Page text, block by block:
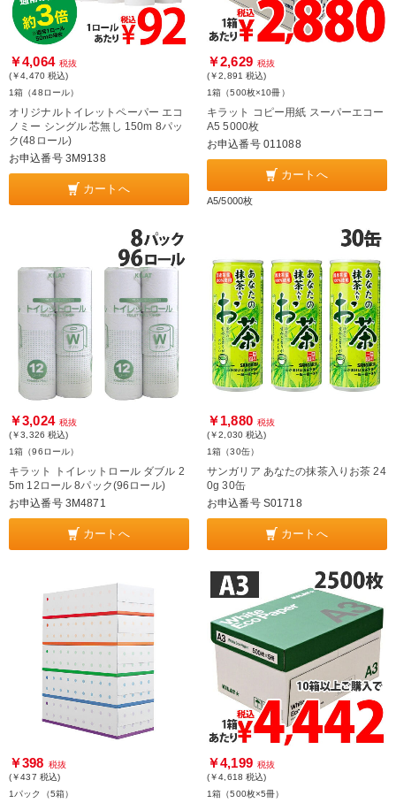
￥4,064 税抜
(￥4,470 税込)
1箱（48ロール）
オリジナルトイレットペーパー エコ
ノミー シングル 芯無し 150m 8パッ
ク(48ロール)
お申込番号 3M9138
カートへ
￥2,629 税抜
(￥2,891 税込)
1箱（500枚×10冊）
キラット コピー用紙 スーパーエコー
A5 5000枚
お申込番号 011088
カートへ
A5/5000枚
￥3,024 税抜
(￥3,326 税込)
1箱（96ロール）
キラット トイレットロール ダブル 2
5m 12ロール 8パック(96ロール)
お申込番号 3M4871
カートへ
￥1,880 税抜
(￥2,030 税込)
1箱（30缶）
サンガリア あなたの抹茶入りお茶 24
0g 30缶
お申込番号 S01718
カートへ
￥398 税抜
(￥437 税込)
1パック（5箱）
￥4,199 税抜
(￥4,618 税込)
1箱（500枚×5冊）